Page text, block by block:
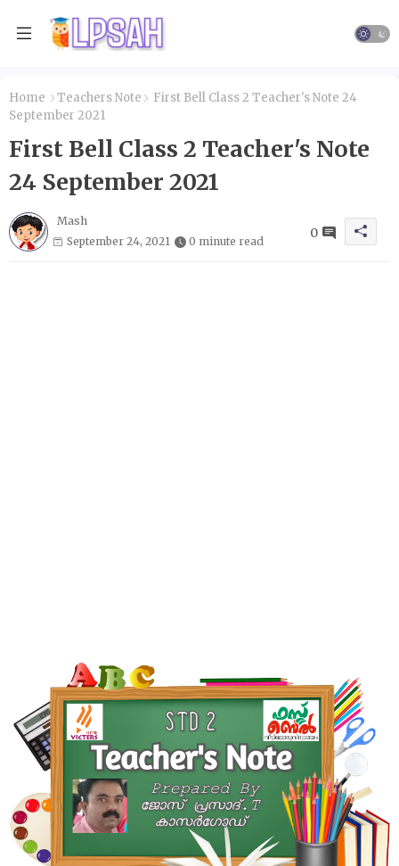
Home Teachers Note
First Bell Class 2 Teacher's Note 24
September 2021
First Bell Class 2 Teacher's Note
24 September 2021
Mash
September 24, 2021
0 minute read
0